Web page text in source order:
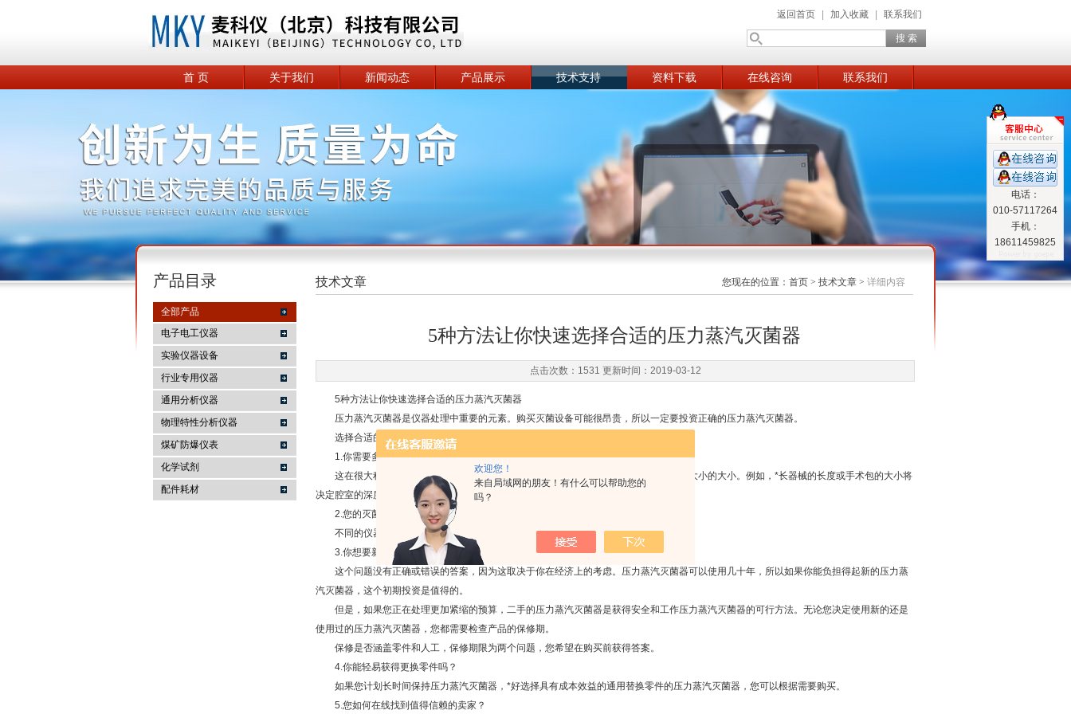
欢迎您！
来自局域网的朋友！有什么可以帮助您的
吗？
麦科仪（北京）科技有限公司
返回首页 加入收藏 联系我们
首 页 关于我们 新闻动态 产品展示 技术支持 资料下载 在线咨询 联系我们
产品目录
全部产品
电子电工仪器
实验仪器设备
行业专用仪器
通用分析仪器
物理特性分析仪器
煤矿防爆仪表
化学试剂
配件耗材
技术文章 您现在的位置： 首页 > 技术文章 > 详细内容
5种方法让你快速选择合适的压力蒸汽灭菌器
点击次数：1531 更新时间：2019-03-12
5种方法让你快速选择合适的压力蒸汽灭菌器
压力蒸汽灭菌器是仪器处理中重要的元素。购买灭菌设备可能很昂贵，所以一定要投资正确的压力蒸汽灭菌器。
选择合适的实验室压力蒸汽灭菌器
1.你需要多大的灭菌器？
这在很大程度上取决于灭菌器灭菌区域的空间大小。其次，您需要选择适合您的负载大小的大小。例如，*长器械的长度或手术包的大小将
决定腔室的深度和/或体积。
2.您的灭菌要求是什么？
不同的仪器需要不同类型的循环才能被认为是消毒的。
3.你想要新的或二手的灭菌器？
这个问题没有正确或错误的答案，因为这取决于你在经济上的考虑。压力蒸汽灭菌器可以使用几十年，所以如果你能负担得起新的压力蒸
汽灭菌器，这个初期投资是值得的。
但是，如果您正在处理更加紧缩的预算，二手的压力蒸汽灭菌器是获得安全和工作压力蒸汽灭菌器的可行方法。无论您决定使用新的还是
使用过的压力蒸汽灭菌器，您都需要检查产品的保修期。
保修是否涵盖零件和人工，保修期限为两个问题，您希望在购买前获得答案。
4.你能轻易获得更换零件吗？
如果您计划长时间保持压力蒸汽灭菌器，*好选择具有成本效益的通用替换零件的压力蒸汽灭菌器，您可以根据需要购买。
5.您如何在线找到值得信赖的卖家？
电话：
010-57117264
手机：
18611459825